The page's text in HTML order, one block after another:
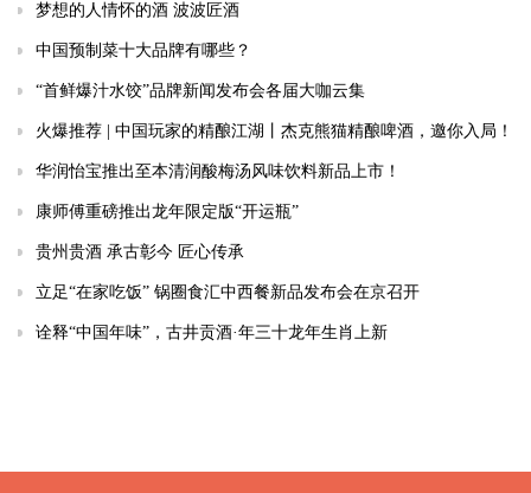
梦想的人情怀的酒 波波匠酒
中国预制菜十大品牌有哪些？
“首鲜爆汁水饺”品牌新闻发布会各届大咖云集
火爆推荐 | 中国玩家的精酿江湖丨杰克熊猫精酿啤酒，邀你入局！
华润怡宝推出至本清润酸梅汤风味饮料新品上市！
康师傅重磅推出龙年限定版“开运瓶”
贵州贵酒 承古彰今 匠心传承
立足“在家吃饭” 锅圈食汇中西餐新品发布会在京召开
诠释“中国年味”，古井贡酒·年三十龙年生肖上新